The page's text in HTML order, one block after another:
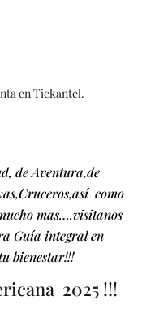
en Tickantel.
de Aventura,de
como
mas….visitanos
Guía integral en
bienestar!!!
2025 !!!